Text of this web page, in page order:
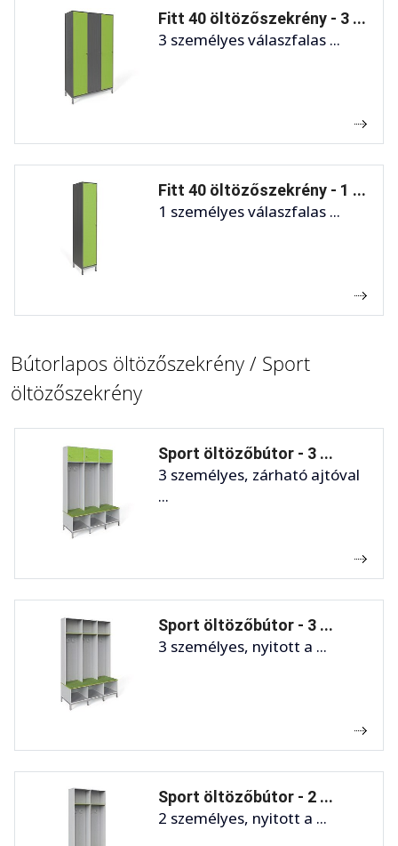
Fitt 40 öltözőszekrény - 3 ...
3 személyes válaszfalas ...
Fitt 40 öltözőszekrény - 1 ...
1 személyes válaszfalas ...
Bútorlapos öltözőszekrény / Sport
öltözőszekrény
Sport öltözőbútor - 3 ...
3 személyes, zárható ajtóval
...
Sport öltözőbútor - 3 ...
3 személyes, nyitott a ...
Sport öltözőbútor - 2 ...
2 személyes, nyitott a ...